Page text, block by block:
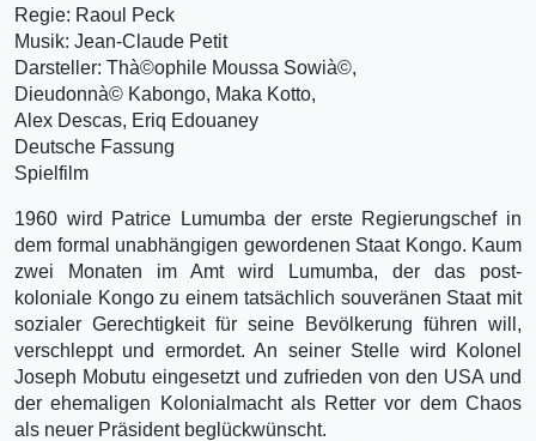
Regie: Raoul Peck
Musik: Jean-Claude Petit
Darsteller: Thà©ophile Moussa Sowià©,
Dieudonnà© Kabongo, Maka Kotto,
Alex Descas, Eriq Edouaney
Deutsche Fassung
Spielfilm
1960 wird Patrice Lumumba der erste Regierungschef in
dem formal unabhängigen gewordenen Staat Kongo. Kaum
zwei Monaten im Amt wird Lumumba, der das post-
koloniale Kongo zu einem tatsächlich souveränen Staat mit
sozialer Gerechtigkeit für seine Bevölkerung führen will,
verschleppt und ermordet. An seiner Stelle wird Kolonel
Joseph Mobutu eingesetzt und zufrieden von den USA und
der ehemaligen Kolonialmacht als Retter vor dem Chaos
als neuer Präsident beglückwünscht.